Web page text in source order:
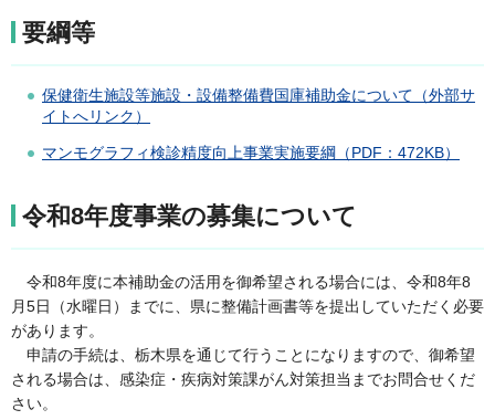
要綱等
保健衛生施設等施設・設備整備費国庫補助金について（外部サ
イトへリンク）
マンモグラフィ検診精度向上事業実施要綱（PDF：472KB）
令和8年度事業の募集について
令和8年度に本補助金の活用を御希望される場合には、令和8年8
月5日（水曜日）までに、県に整備計画書等を提出していただく必要
があります。
申請の手続は、栃木県を通じて行うことになりますので、御希望
される場合は、感染症・疾病対策課がん対策担当までお問合せくだ
さい。